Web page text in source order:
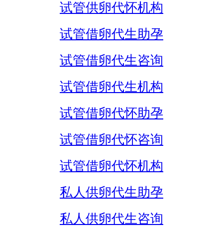
试管供卵代怀机构
试管借卵代生助孕
试管借卵代生咨询
试管借卵代生机构
试管借卵代怀助孕
试管借卵代怀咨询
试管借卵代怀机构
私人供卵代生助孕
私人供卵代生咨询